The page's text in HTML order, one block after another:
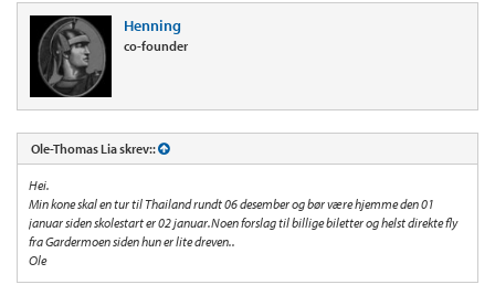
Henning
co-founder
Ole-Thomas Lia skrev::
Hei.
Min kone skal en tur til Thailand rundt 06 desember og bør være hjemme den 01
januar siden skolestart er 02 januar.Noen forslag til billige biletter og helst direkte fly
fra Gardermoen siden hun er lite dreven..
Ole